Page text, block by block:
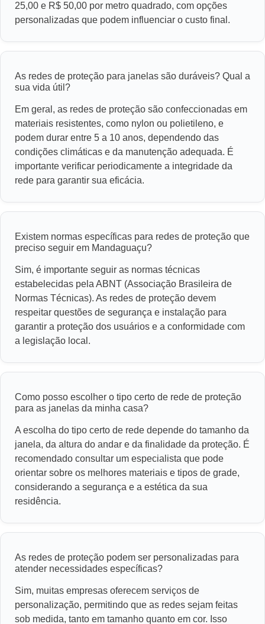
25,00 e R$ 50,00 por metro quadrado, com opções
personalizadas que podem influenciar o custo final.
As redes de proteção para janelas são duráveis? Qual a
sua vida útil?
Em geral, as redes de proteção são confeccionadas em
materiais resistentes, como nylon ou polietileno, e
podem durar entre 5 a 10 anos, dependendo das
condições climáticas e da manutenção adequada. É
importante verificar periodicamente a integridade da
rede para garantir sua eficácia.
Existem normas específicas para redes de proteção que
preciso seguir em Mandaguaçu?
Sim, é importante seguir as normas técnicas
estabelecidas pela ABNT (Associação Brasileira de
Normas Técnicas). As redes de proteção devem
respeitar questões de segurança e instalação para
garantir a proteção dos usuários e a conformidade com
a legislação local.
Como posso escolher o tipo certo de rede de proteção
para as janelas da minha casa?
A escolha do tipo certo de rede depende do tamanho da
janela, da altura do andar e da finalidade da proteção. É
recomendado consultar um especialista que pode
orientar sobre os melhores materiais e tipos de grade,
considerando a segurança e a estética da sua
residência.
As redes de proteção podem ser personalizadas para
atender necessidades específicas?
Sim, muitas empresas oferecem serviços de
personalização, permitindo que as redes sejam feitas
sob medida, tanto em tamanho quanto em cor. Isso